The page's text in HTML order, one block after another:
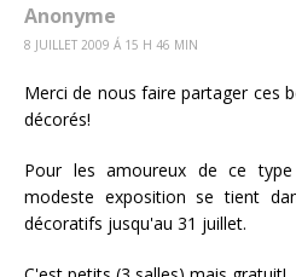
Anonyme
8 JUILLET 2009 Á 15 H 46 MIN
Merci de nous faire partager ces
décorés!
Pour les amoureux de ce
modeste exposition se tient
décoratifs jusqu'au 31 juillet.